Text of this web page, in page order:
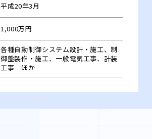
平成20年3月
1,000万円
各種自動制御システム設計・施工、制
御盤製作・施工、 一般電気工事、計装
工事 ほか